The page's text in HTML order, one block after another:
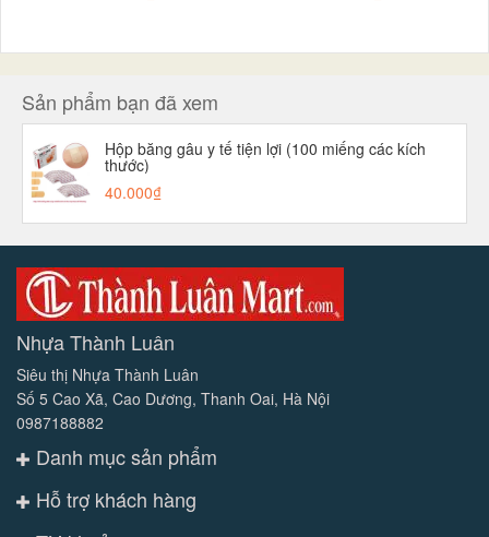
Sản phẩm bạn đã xem
Hộp băng gâu y tế tiện lợi (100 miếng các kích
thước)
40.000₫
Nhựa Thành Luân
Siêu thị Nhựa Thành Luân
Số 5 Cao Xã, Cao Dương, Thanh Oai, Hà Nội
0987188882
Danh mục sản phẩm
Hỗ trợ khách hàng